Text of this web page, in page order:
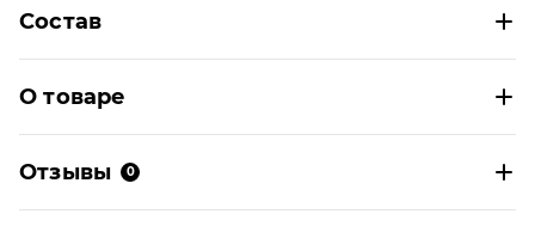
Состав
О товаре
Отзывы 0